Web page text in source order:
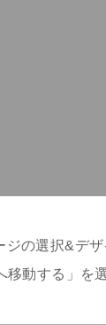
ジの選択&デ
動する」を